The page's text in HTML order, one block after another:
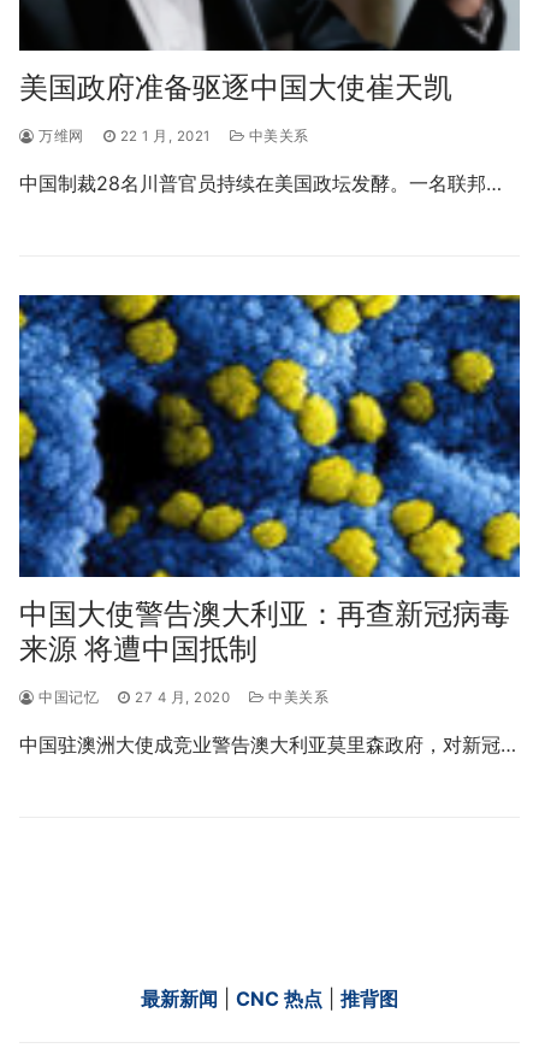
美国政府准备驱逐中国大使崔天凯
万维网 22 1 月, 2021 中美关系
中国制裁28名川普官员持续在美国政坛发酵。一名联邦…
中国大使警告澳大利亚：再查新冠病毒
来源 将遭中国抵制
中国记忆 27 4 月, 2020 中美关系
中国驻澳洲大使成竞业警告澳大利亚莫里森政府，对新冠…
最新新闻 CNC 热点 推背图